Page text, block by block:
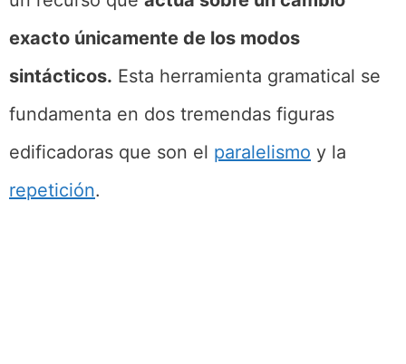
exacto únicamente de los modos
sintácticos. Esta herramienta gramatical se
fundamenta en dos tremendas figuras
edificadoras que son el paralelismo y la
repetición.